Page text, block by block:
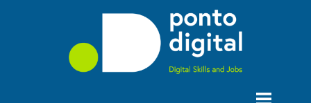
MEDIAÇÃO PARENTAL DO USO DAS
TECNOLOGIAS POR CRIANÇAS E
JOVENS